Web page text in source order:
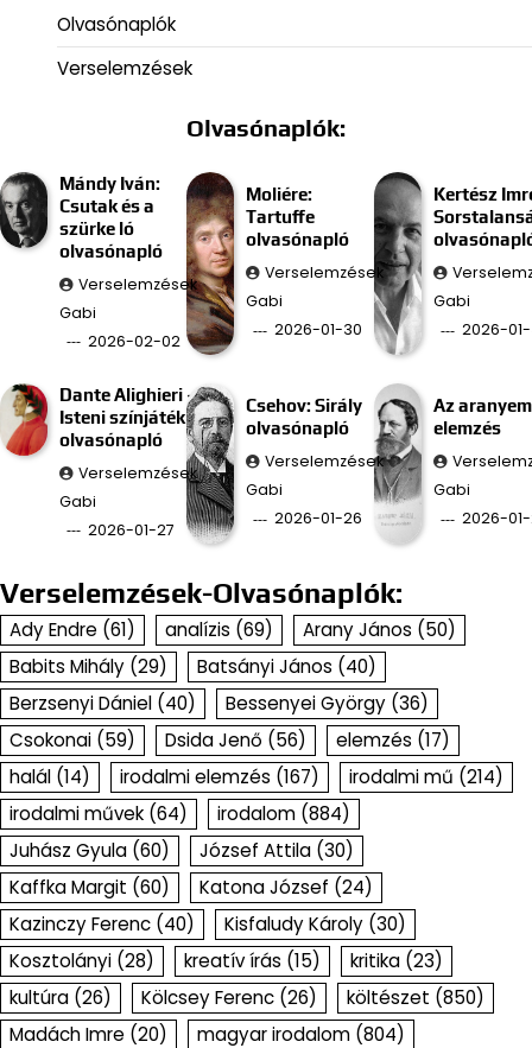
Olvasónaplók
Verselemzések
Olvasónaplók:
Mándy Iván:
Csutak és a
szürke ló
olvasónapló
Verselemzések
Gabi
2026-02-02
Moliére:
Tartuffe
olvasónapló
Verselemzések
Gabi
2026-01-30
Kertész
Gabi
2026-
Dante Alighieri –
Isteni színjáték
olvasónapló
Verselemzések
Gabi
2026-01-27
Csehov: Sirály
olvasónapló
Verselemzések
Gabi
2026-01-26
Az
elemzés
Gabi
2026-
Verselemzések-Olvasónaplók:
Ady Endre (61) analízis (69) Arany János (50)
Babits Mihály (29) Batsányi János (40)
Berzsenyi Dániel (40) Bessenyei György (36)
Csokonai (59) Dsida Jenő (56) elemzés (17)
halál (14) irodalmi elemzés (167) irodalmi mű (214)
irodalmi művek (64) irodalom (884)
Juhász Gyula (60) József Attila (30)
Kaffka Margit (60) Katona József (24)
Kazinczy Ferenc (40) Kisfaludy Károly (30)
Kosztolányi (28) kreatív írás (15) kritika (23)
kultúra (26) Kölcsey Ferenc (26) költészet (850)
Madách Imre (20) magyar irodalom (804)